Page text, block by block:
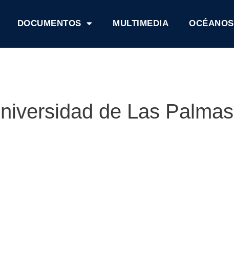
DOCUMENTOS MULTIMEDIA OCÉANOS
de Las Palmas